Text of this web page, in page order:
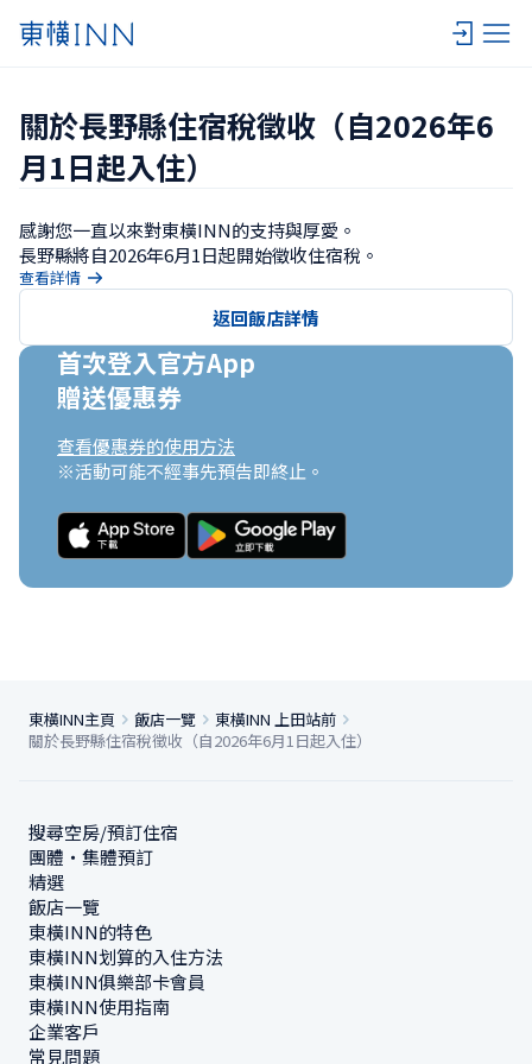
關於長野縣住宿稅徵收（自2026年6
月1日起入住）
感謝您一直以來對東橫INN的支持與厚愛。
長野縣將自2026年6月1日起開始徵收住宿稅。
查看詳情
返回飯店詳情
首次登入官方App
贈送優惠券
查看優惠券的使用方法
※活動可能不經事先預告即終止。
東橫INN主頁 飯店一覽
東橫INN 上田站前
關於長野縣住宿稅徵收（自2026年6月1日起入住）
搜尋空房/預訂住宿
團體・集體預訂
精選
飯店一覽
東橫INN的特色
東橫INN划算的入住方法
東橫INN俱樂部卡會員
東橫INN使用指南
企業客戶
常見問題